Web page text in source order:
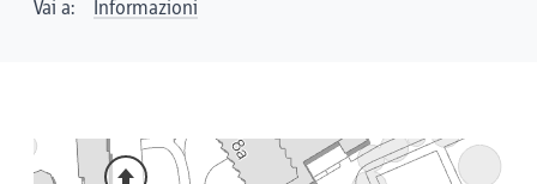
Vai a: Informazioni